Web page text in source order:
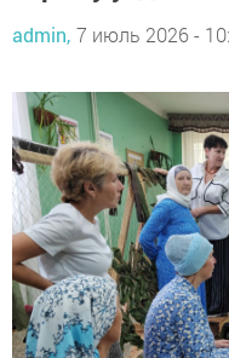
admin, 7 июль 2026 -